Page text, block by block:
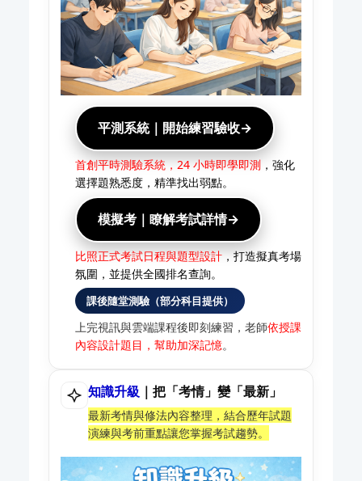
平測系統｜開始練習驗收→
首創平時測驗系統，24 小時即學即測 ，強化
選擇題熟悉度，精準找出弱點。
模擬考｜瞭解考試詳情→
比照正式考試日程與題型設計，打造擬真考場
氛圍，並提供全國排名查詢。
課後隨堂測驗（部分科目提供）
上完視訊與雲端課程後即刻練習，老師依授課
內容設計題目，幫助加深記憶。
知識升級 ｜把「考情」變「最新」
最新考情與修法內容整理，結合歷年試題
演練與考前重點讓您掌握考試趨勢。